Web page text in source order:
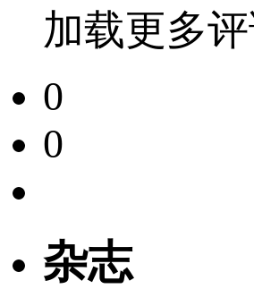
加载更多
0
0
杂志